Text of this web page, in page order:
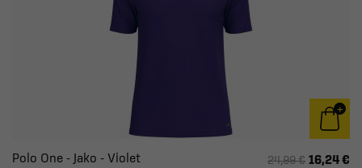
Polo One - Jako - Violet
24,99 € 16,24 €